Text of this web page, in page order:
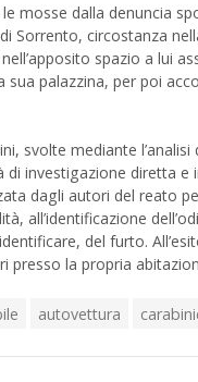
le mosse dalla denuncia
Sorrento, circostanza
spazio a lui
sua palazzina, per poi
svolte mediante
di investigazione diretta
dagli autori del reato
all’identificazione
del furto.
presso la propria
autovettura